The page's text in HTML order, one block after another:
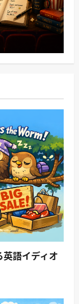
語イディオ